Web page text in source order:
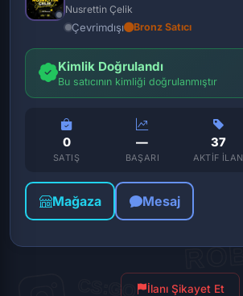
Nusrettin Çelik
Çevrimdışı Bronz Satıcı
Kimlik Doğrulandı
Bu satıcının kimliği doğrulanmıştır
0
SATIŞ
—
BAŞARI
37
AKTIF İLAN
Mağaza Mesaj
İlanı Şikayet Et